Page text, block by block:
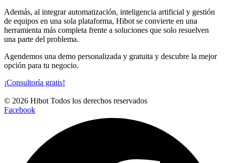
Además, al integrar automatización, inteligencia artificial y gestión
de equipos en una sola plataforma, Hibot se convierte en una
herramienta más completa frente a soluciones que solo resuelven
una parte del problema.
Agendemos una demo personalizada y gratuita y descubre la mejor
opción para tu negocio.
¡Consultoría gratis!
© 2026 Hibot Todos los derechos reservados
Facebook